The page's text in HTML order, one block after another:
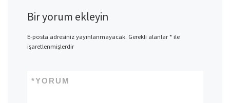
Bir yorum ekleyin
E-posta adresiniz yayınlanmayacak. Gerekli alanlar*ile
işaretlenmişlerdir
YORUM
*